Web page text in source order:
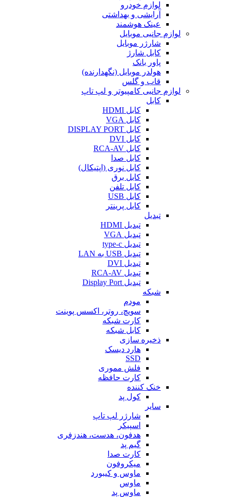
لوازم خودرو
آرایشی و بهداشتی
عینک هوشمند
لوازم جانبی موبایل
شارژر موبایل
کابل شارژ
پاور بانک
هولدر موبایل (نگهدارنده)
قاب و گلس
لوازم جانبی کامپیوتر و لپ تاپ
کابل
کابل HDMI
کابل VGA
کابل DISPLAY PORT
کابل DVI
کابل RCA-AV
کابل صدا
کابل نوری (اپتیکال)
کابل برق
کابل تلفن
کابل USB
کابل پرینتر
تبدیل
تبدیل HDMI
تبدیل VGA
تبدیل type-c
تبدیل USB به LAN
تبدیل DVI
تبدیل RCA-AV
تبدیل Display Port
شبکه
مودم
سویچ، روتر، اکسس پوینت
کارت شبکه
کابل شبکه
ذخیره سازی
هارد دیسک
SSD
فلش مموری
کارت حافظه
خنک کننده
کول پد
سایر
شارژر لپ تاپ
اسپیکر
هدفون، هدست، هندزفری
گیم پد
کارت صدا
میکروفون
ماوس و کیبورد
ماوس
ماوس پد